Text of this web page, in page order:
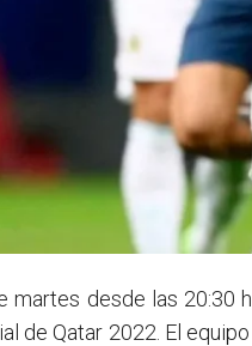
martes desde las 20:30
de Qatar 2022. El